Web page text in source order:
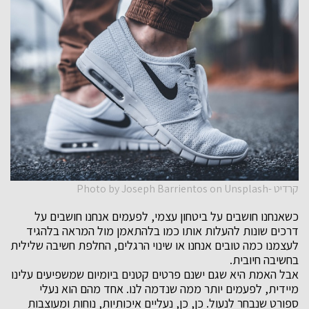
קרדיט -Photo by Joseph Barrientos on Unsplash
כשאנחנו חושבים על ביטחון עצמי, לפעמים אנחנו חושבים על
דרכים שונות להעלות אותו כמו בלהתאמן מול המראה בלהגיד
לעצמנו כמה טובים אנחנו או שינוי הרגלים, החלפת חשיבה שלילית
בחשיבה חיובית.
אבל האמת היא שגם ישנם פרטים קטנים ביומיום שמשפיעים עלינו
מיידית, לפעמים יותר ממה שנדמה לנו. אחד מהם הוא נעלי
ספורט שנבחר לנעול. כן, כן, נעליים איכותיות, נוחות ומעוצבות